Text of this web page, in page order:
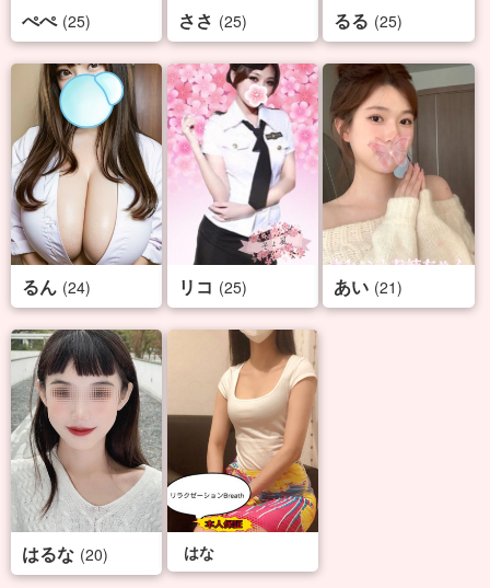
ぺぺ (25) ささ (25) るる (25)
るん (24) リコ (25) あい (21)
はるな (20) はな